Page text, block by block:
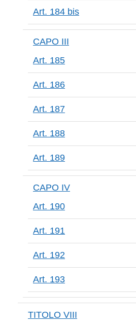
Art. 184 bis
CAPO III
Art. 185
Art. 186
Art. 187
Art. 188
Art. 189
CAPO IV
Art. 190
Art. 191
Art. 192
Art. 193
TITOLO VIII